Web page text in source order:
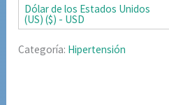
era:
$85.02.
es:
$42.51.
Dólar de los Estados Unidos
(US) ($) - USD
Categoría: Hipertensión